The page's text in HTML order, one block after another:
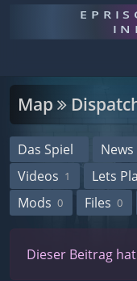
Map
Das Spiel News
Videos 1 Lets
Mods 0 Files 0
Dieser Beitrag